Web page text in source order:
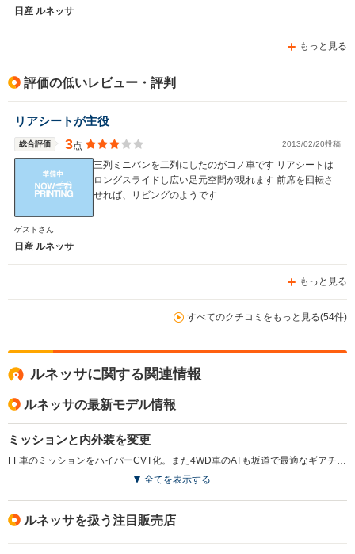
日産 ルネッサ
もっと見る
評価の低いレビュー・評判
リアシートが主役
総合評価 3点 2013/02/20投稿
三列ミニバンを二列にしたのがコノ車です リアシートは
ロングスライドし広い足元空間が現れます 前席を回転さ
せれば、リビングのようです
ゲストさん
日産 ルネッサ
もっと見る
すべてのクチコミをもっと見る(54件)
ルネッサに関する関連情報
ルネッサの最新モデル情報
ミッションと内外装を変更
全てを表示する
ルネッサを扱う注目販売店